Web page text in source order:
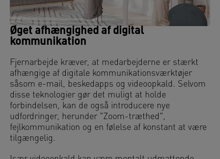
Øget afhængighed af digital
kommunikation
Fjernarbejde kræver, at medarbejderne er stærkt
afhængige af digitale kommunikationsværktøjer
såsom e-mail, beskedapps og videoopkald. Selvom
disse teknologier gør det muligt at holde
forbindelsen, kan de også introducere nye
udfordringer, herunder "Zoom-træthed",
fejlkommunikation og en følelse af konstant at være
tilgængelig.